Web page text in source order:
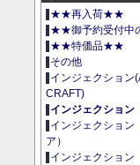
★★再入荷★★
★★御予約受付中
★★特価品★★
その他
インジェクション
CRAFT)
インジェクション
インジェクション
ア）
インジェクション